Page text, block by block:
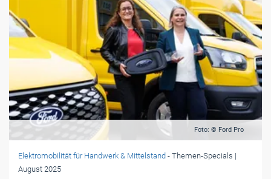
Foto: © Ford Pro
Elektromobilität für Handwerk & Mittelstand - Themen-Specials |
August 2025